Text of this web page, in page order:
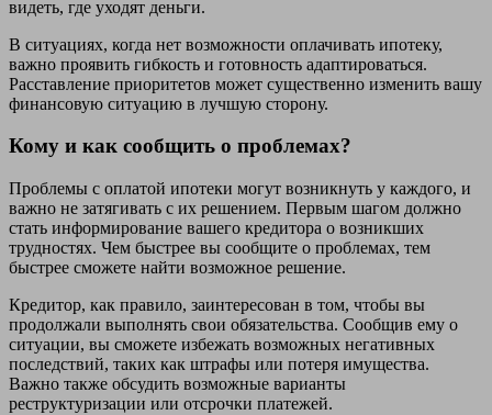
видеть, где уходят деньги.
В ситуациях, когда нет возможности оплачивать ипотеку,
важно проявить гибкость и готовность адаптироваться.
Расставление приоритетов может существенно изменить вашу
финансовую ситуацию в лучшую сторону.
Кому и как сообщить о проблемах?
Проблемы с оплатой ипотеки могут возникнуть у каждого, и
важно не затягивать с их решением. Первым шагом должно
стать информирование вашего кредитора о возникших
трудностях. Чем быстрее вы сообщите о проблемах, тем
быстрее сможете найти возможное решение.
Кредитор, как правило, заинтересован в том, чтобы вы
продолжали выполнять свои обязательства. Сообщив ему о
ситуации, вы сможете избежать возможных негативных
последствий, таких как штрафы или потеря имущества.
Важно также обсудить возможные варианты
реструктуризации или отсрочки платежей.